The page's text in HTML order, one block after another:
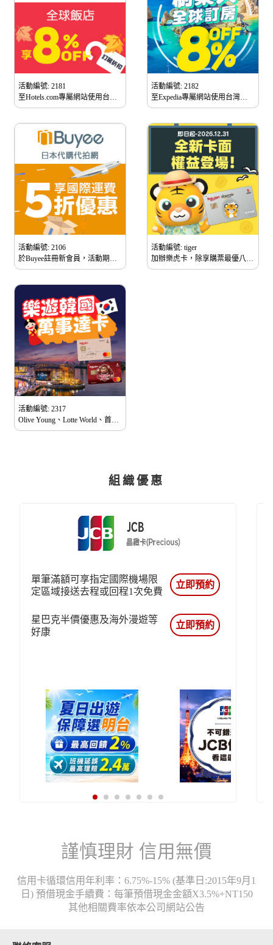
活動編號: 2181
至Hotels.com專屬網站使用台灣
樂天信用卡預約飯店訂房享
活動編號: 2182
至Expedia專屬網站使用台灣樂
天信用卡預約飯店訂房享
活動編號: 2106
於Buyee註冊新會員，活動期間
內使用Buyee代購服務並刷樂天
券1張，並可於當次商品寄送使
活動編號: tiger
加辦樂虎卡，除享購票最優八折
起，還享國內指定消費最高3%
活動編號: 2317
Olive Young、Lotte World、首爾
世界塔等，更多韓國觀光、住宿
組織優惠
單筆滿額可享指定國際機場限
定區域接送去程或回程1次免費
立即預約
星巴克半價優惠及海外漫遊等
好康
立即預約
謹慎理財 信用無價
信用卡循環信用年利率：6.75%-15% (基準日:2015年9月1
日) 預借現金手續費：每筆預借現金金額X3.5%+NT150
其他相關費率依本公司網站公告